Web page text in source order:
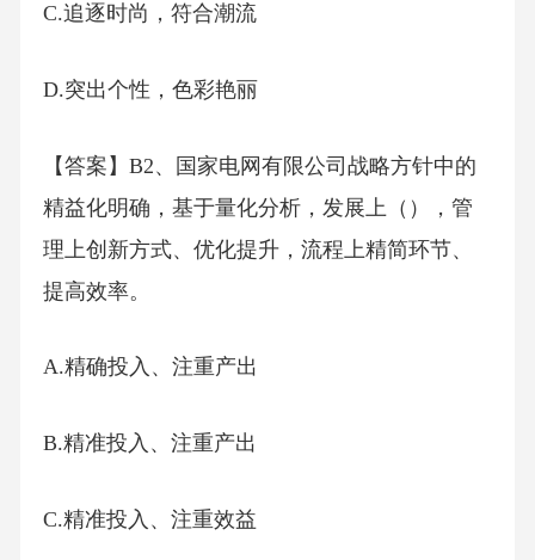
C.追逐时尚，符合潮流
D.突出个性，色彩艳丽
【答案】B2、国家电网有限公司战略方针中的
精益化明确，基于量化分析，发展上（），管
理上创新方式、优化提升，流程上精简环节、
提高效率。
A.精确投入、注重产出
B.精准投入、注重产出
C.精准投入、注重效益